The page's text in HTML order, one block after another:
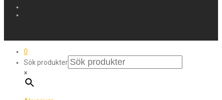
0
Sök produkter
×